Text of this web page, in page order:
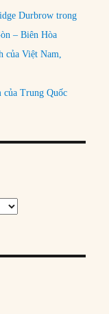
Durbrow trong
– Biên Hòa
Việt Nam,
của Trung Quốc